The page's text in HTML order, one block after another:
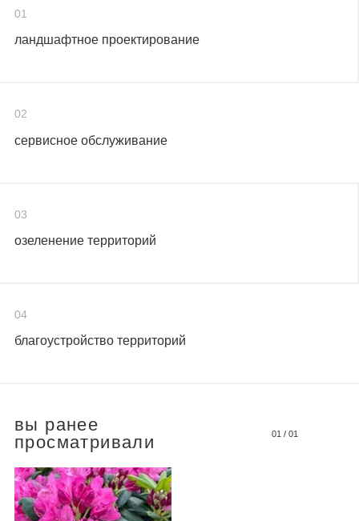
01
ландшафтное проектирование
02
сервисное обслуживание
03
озеленение территорий
04
благоустройство территорий
вы ранее
просматривали
01 / 01